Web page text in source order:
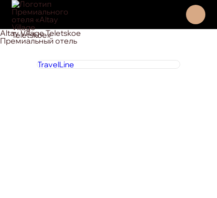
Altay Village Teletskoe
Премиальный отель
TravelLine